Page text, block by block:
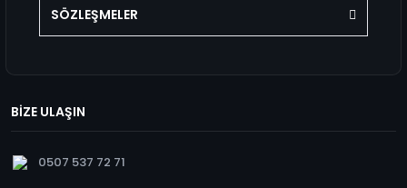
SÖZLEŞMELER
BİZE ULAŞIN
0507 537 72 71